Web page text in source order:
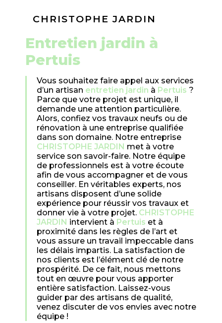
CHRISTOPHE JARDIN
entretien jardin à
Pertuis
Vous souhaitez faire appel aux services
d’un artisan entretien jardin à Pertuis ?
Parce que votre projet est unique, il
demande une attention particulière.
Alors, confiez vos travaux neufs ou de
rénovation à une entreprise qualifiée
dans son domaine. Notre entreprise
CHRISTOPHE JARDIN met à votre
service son savoir-faire. Notre équipe
de professionnels est à votre écoute
afin de vous accompagner et de vous
conseiller. En véritables experts, nos
artisans disposent d’une solide
expérience pour réussir vos travaux et
donner vie à votre projet. CHRISTOPHE
JARDIN intervient à Pertuis et à
proximité dans les règles de l’art et
vous assure un travail impeccable dans
les délais impartis. La satisfaction de
nos clients est l’élément clé de notre
prospérité. De ce fait, nous mettons
tout en œuvre pour vous apporter
entière satisfaction. Laissez-vous
guider par des artisans de qualité,
venez discuter de vos envies avec notre
équipe !